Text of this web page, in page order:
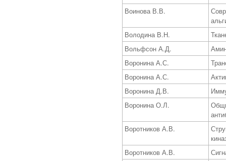
Воинова В.В.
Володина В.Н.
Вольфсон А.Д.
Воронина А.С.
Воронина А.С.
Воронина Д.В.
Воронина О.Л.
Воротников А.В.
Воротников А.В.